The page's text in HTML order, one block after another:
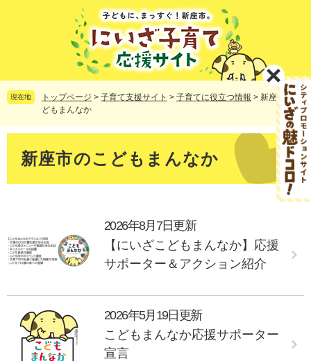
頭
で
飛
ば現在地 トップページ > 子育て支援サイト > 子育てに役立つ情報 > 新座市のこ
どもまんなか
新座市のこどもまんなか
2026年8月7日更新
【にいざこどもまんなか】応援
サポーター＆アクション紹介
2026年5月19日更新
こどもまんなか応援サポーター
宣言